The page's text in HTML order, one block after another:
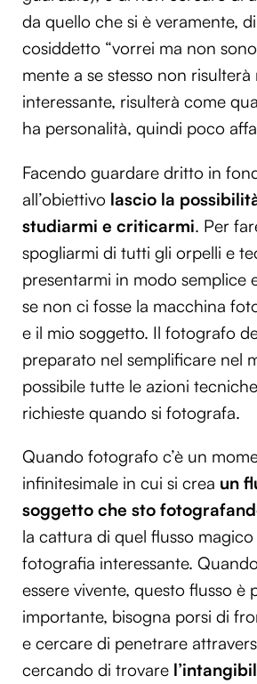
da quello che si è veramente,
cosiddetto “vorrei ma non
mente a se stesso non risulterà
interessante, risulterà come
ha personalità, quindi poco
Facendo guardare dritto in
all’obiettivo lascio la
studiarmi e criticarmi. Per
spogliarmi di tutti gli orpelli e
presentarmi in modo semplice
se non ci fosse la macchina
e il mio soggetto. Il fotografo
preparato nel semplificare nel
possibile tutte le azioni
richieste quando si fotografa.
Quando fotografo c’è un
infinitesimale in cui si crea un
soggetto che sto
la cattura di quel flusso
fotografia interessante.
essere vivente, questo flusso è
importante, bisogna porsi di
e cercare di penetrare
cercando di trovare